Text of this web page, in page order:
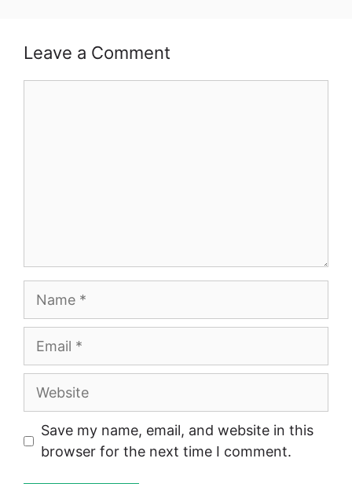
Leave a Comment
Name
Email
Website
Save my name, email, and website in this
browser for the next time I comment.